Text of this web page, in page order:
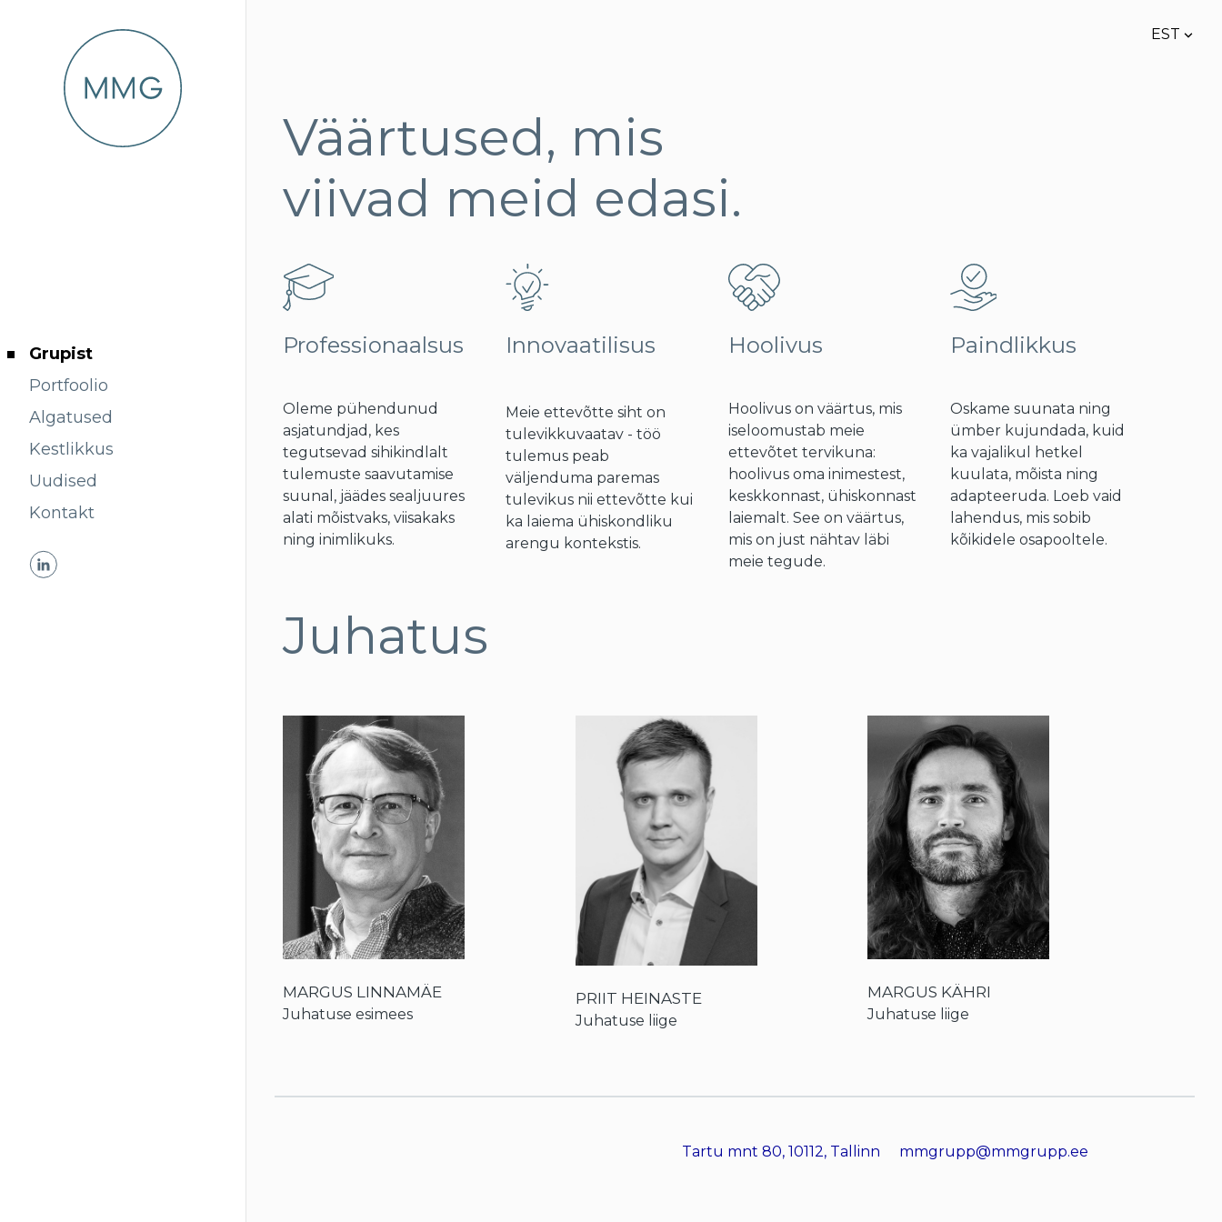
EST
Grupist
Portfoolio
Algatused
Kestlikkus
Uudised
Kontakt
Väärtused, mis
viivad meid edasi.
Professionaalsus
Oleme pühendunud
asjatundjad, kes
tegutsevad sihikindlalt
tulemuste saavutamise
suunal, jäädes sealjuures
alati mõistvaks, viisakaks
ning inimlikuks.
Innovaatilisus
Meie ettevõtte siht on
tulevikkuvaatav - töö
tulemus peab
väljenduma paremas
tulevikus nii ettevõtte kui
ka laiema ühiskondliku
arengu kontekstis.
Hoolivus
Hoolivus on väärtus, mis
iseloomustab meie
ettevõtet tervikuna:
hoolivus oma inimestest,
keskkonnast, ühiskonnast
laiemalt. See on väärtus,
mis on just nähtav läbi
meie tegude.
Paindlikkus
Oskame suunata ning
ümber kujundada, kuid
ka vajalikul hetkel
kuulata, mõista ning
adapteeruda. Loeb vaid
lahendus, mis sobib
kõikidele osapooltele.
Juhatus
MARGUS LINNAMÄE
Juhatuse esimees
PRIIT HEINASTE
Juhatuse liige
MARGUS KÄHRI
Juhatuse liige
Tartu mnt 80, 10112, Tallinn mmgrupp@mmgrupp.ee